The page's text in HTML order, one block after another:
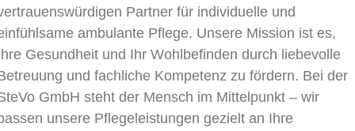
Partner für individuelle und
ambulante Pflege. Unsere Mission ist es,
Gesundheit und Ihr Wohlbefinden durch liebevolle
und fachliche Kompetenz zu fördern. Bei der
GmbH steht der Mensch im Mittelpunkt – wir
unsere Pflegeleistungen gezielt an Ihre